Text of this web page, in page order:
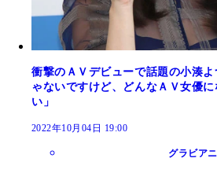
衝撃のＡＶデビューで話題の小湊
ゃないですけど、どんなＡＶ女優
い」
2022年10月04日 19:00
グラビア